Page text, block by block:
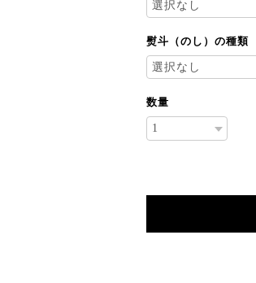
熨斗（のし）の種類
数量